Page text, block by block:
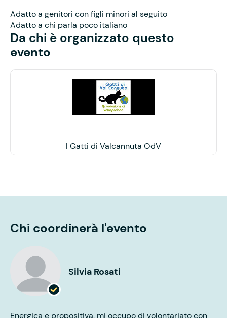
Adatto a genitori con figli minori al seguito
Adatto a chi parla poco italiano
Da chi è organizzato questo
evento
I Gatti di Valcannuta OdV
Chi coordinerà l'evento
Silvia Rosati
Energica e propositiva, mi occupo di volontariato con